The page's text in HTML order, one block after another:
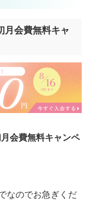
月会費無料キャ
月会費無料キャンペ
なのでお急ぎくだ